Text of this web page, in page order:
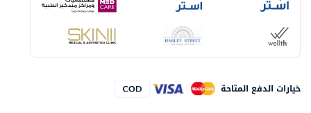
خيارات الدفع المتاحة